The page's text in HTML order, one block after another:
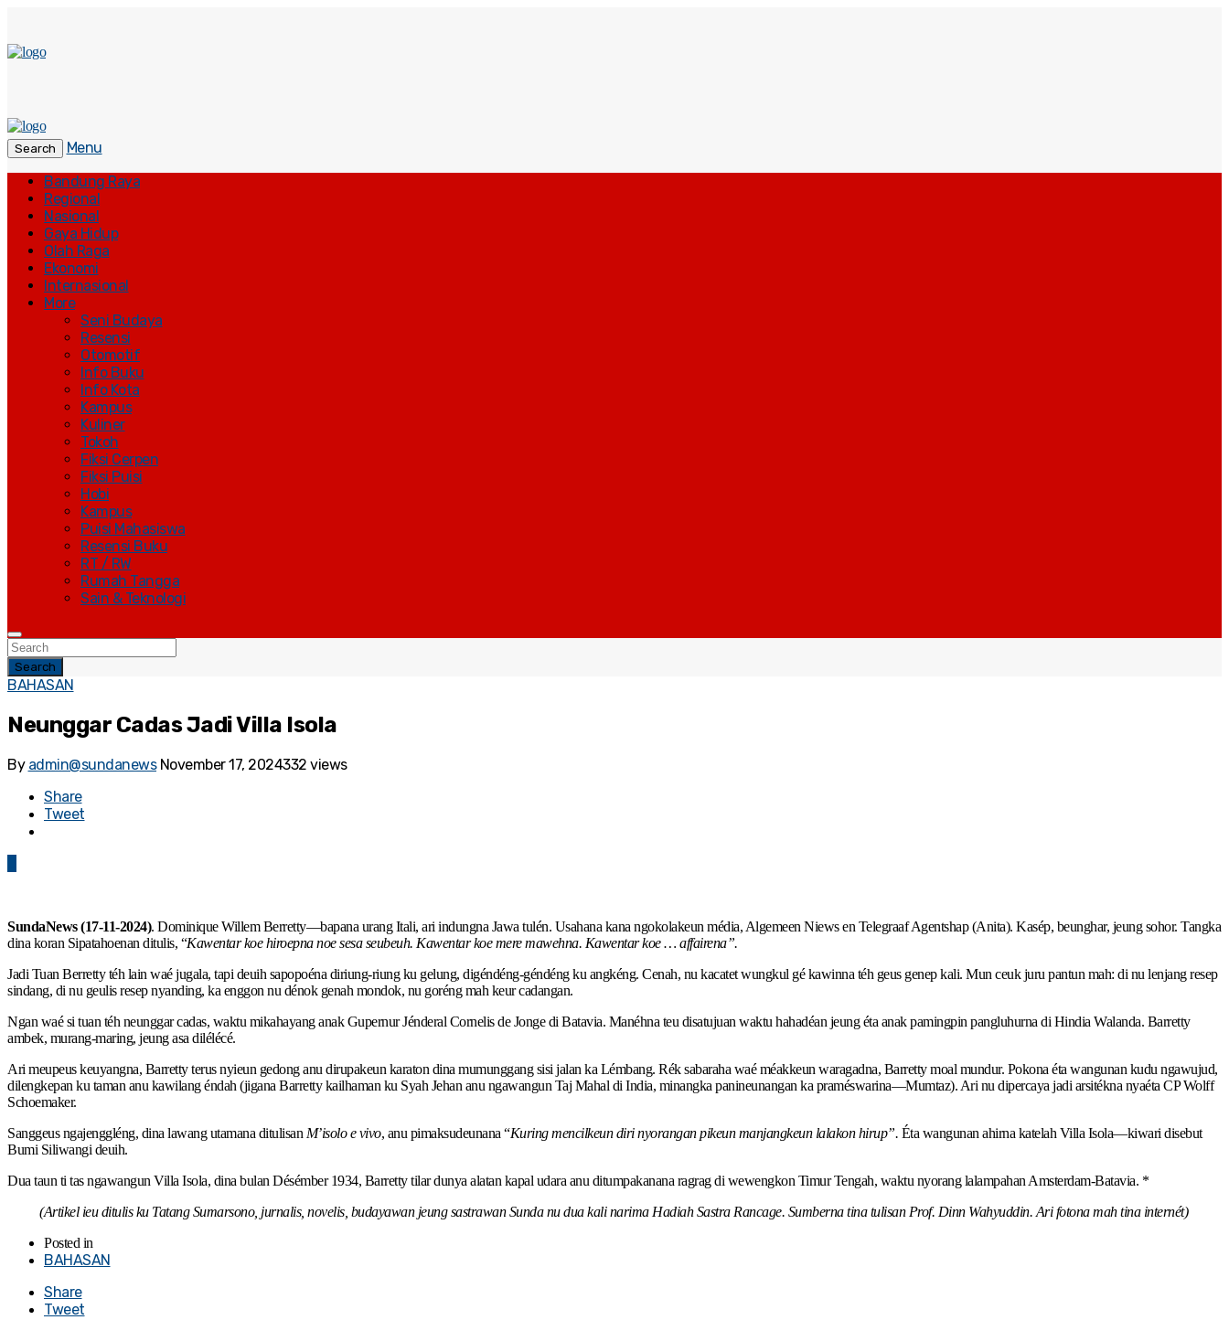
Search
Menu
Bandung Raya
Regional
Nasional
Gaya Hidup
Olah Raga
Ekonomi
Internasional
More
Seni Budaya
Resensi
Otomotif
Info Buku
Info Kota
Kampus
Kuliner
Tokoh
Fiksi Cerpen
Fiksi Puisi
Hobi
Kampus
Puisi Mahasiswa
Resensi Buku
RT / RW
Rumah Tangga
Sain & Teknologi
Search
BAHASAN
Neunggar Cadas Jadi Villa Isola
By admin@sundanews November 17, 2024332 views
Share
Tweet
SundaNews (17-11-2024). Dominique Willem Berretty—bapana urang Itali, ari indungna Jawa tulén. Usahana kana ngokolakeun média, Algemeen Niews en Telegraaf Agentshap (Anita). Kasép, beunghar, jeung sohor. Tangka
dina koran Sipatahoenan ditulis, “Kawentar koe hiroepna noe sesa seubeuh. Kawentar koe mere mawehna. Kawentar koe … affairena”.
Jadi Tuan Berretty téh lain waé jugala, tapi deuih sapopoéna diriung-riung ku gelung, digéndéng-géndéng ku angkéng. Cenah, nu kacatet wungkul gé kawinna téh geus genep kali. Mun ceuk juru pantun mah: di nu lenjang resep
sindang, di nu geulis resep nyanding, ka enggon nu dénok genah mondok, nu goréng mah keur cadangan.
Ngan waé si tuan téh neunggar cadas, waktu mikahayang anak Gupernur Jénderal Cornelis de Jonge di Batavia. Manéhna teu disatujuan waktu hahadéan jeung éta anak pamingpin pangluhurna di Hindia Walanda. Barretty
ambek, murang-maring, jeung asa dilélécé.
Ari meupeus keuyangna, Barretty terus nyieun gedong anu dirupakeun karaton dina mumunggang sisi jalan ka Lémbang. Rék sabaraha waé méakkeun waragadna, Barretty moal mundur. Pokona éta wangunan kudu ngawujud,
dilengkepan ku taman anu kawilang éndah (jigana Barretty kailhaman ku Syah Jehan anu ngawangun Taj Mahal di India, minangka panineunangan ka praméswarina—Mumtaz). Ari nu dipercaya jadi arsitékna nyaéta CP Wolff
Schoemaker.
Sanggeus ngajenggléng, dina lawang utamana ditulisan M’isolo e vivo, anu pimaksudeunana “Kuring mencilkeun diri nyorangan pikeun manjangkeun lalakon hirup”. Éta wangunan ahirna katelah Villa Isola—kiwari disebut
Bumi Siliwangi deuih.
Dua taun ti tas ngawangun Villa Isola, dina bulan Désémber 1934, Barretty tilar dunya alatan kapal udara anu ditumpakanana ragrag di wewengkon Timur Tengah, waktu nyorang lalampahan Amsterdam-Batavia. *
(Artikel ieu ditulis ku Tatang Sumarsono, jurnalis, novelis, budayawan jeung sastrawan Sunda nu dua kali narima Hadiah Sastra Rancage. Sumberna tina tulisan Prof. Dinn Wahyuddin. Ari fotona mah tina internét)
Posted in
BAHASAN
Share
Tweet